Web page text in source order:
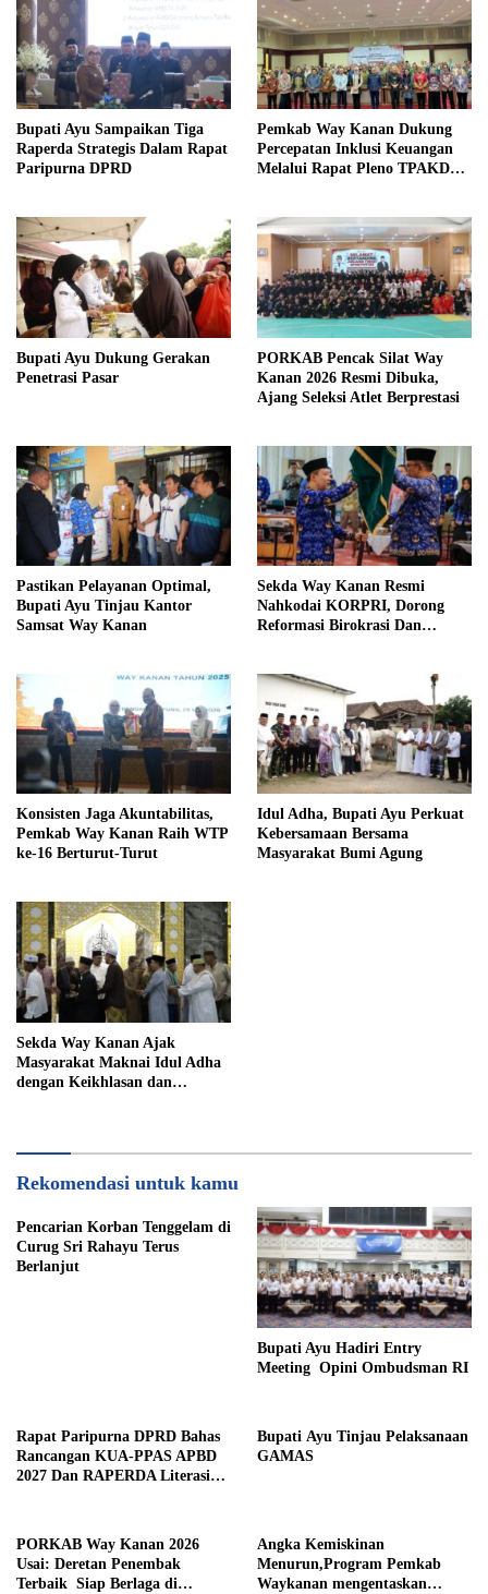
Bupati Ayu Sampaikan Tiga
Raperda Strategis Dalam Rapat
Paripurna DPRD
Pemkab Way Kanan Dukung
Percepatan Inklusi Keuangan
Melalui Rapat Pleno TPAKD
Bupati Ayu Dukung Gerakan
Penetrasi Pasar
PORKAB Pencak Silat Way
Kanan 2026 Resmi Dibuka,
Ajang Seleksi Atlet Berprestasi
Pastikan Pelayanan Optimal,
Bupati Ayu Tinjau Kantor
Samsat Way Kanan
Sekda Way Kanan Resmi
Nahkodai KORPRI, Dorong
Reformasi Birokrasi Dan
Konsisten Jaga Akuntabilitas,
Pemkab Way Kanan Raih WTP
ke-16 Berturut-Turut
Idul Adha, Bupati Ayu Perkuat
Kebersamaan Bersama
Masyarakat Bumi Agung
Sekda Way Kanan Ajak
Masyarakat Maknai Idul Adha
dengan Keikhlasan dan
Rekomendasi untuk kamu
Pencarian Korban Tenggelam di
Curug Sri Rahayu Terus
Berlanjut
Bupati Ayu Hadiri Entry
Meeting Opini Ombudsman RI
Rapat Paripurna DPRD Bahas
Rancangan KUA-PPAS APBD
2027 Dan RAPERDA Literasi
Bupati Ayu Tinjau Pelaksanaan
GAMAS
PORKAB Way Kanan 2026
Usai: Deretan Penembak
Terbaik Siap Berlaga di
Angka Kemiskinan
Menurun,Program Pemkab
Waykanan mengentaskan